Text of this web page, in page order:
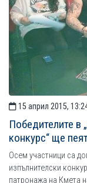
15 април 2015,
Победителите в
конкурс“ ще
Осем участници са
изпълнителски
патронажа на Кмета